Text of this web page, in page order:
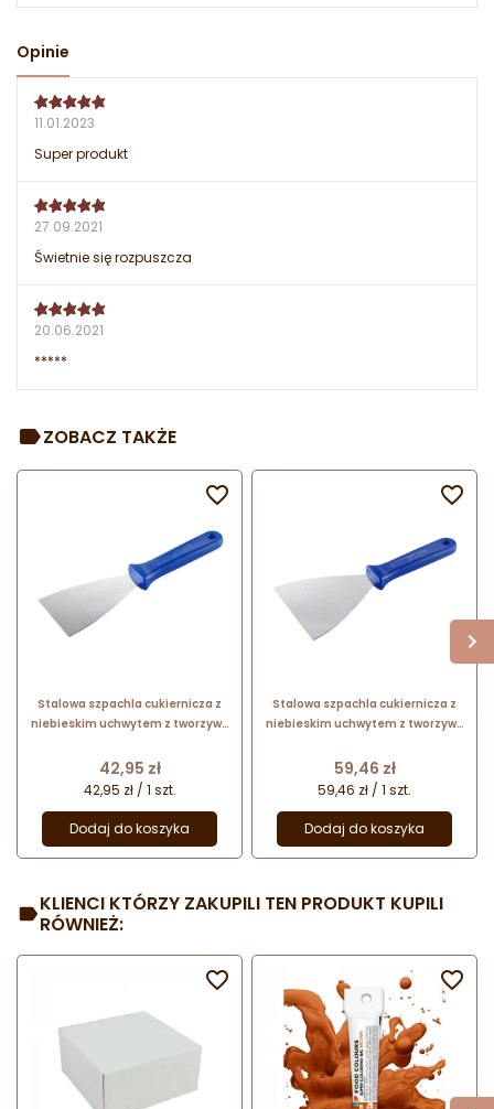
Opinie
11.01.2023
Super produkt
27.09.2021
Świetnie się rozpuszcza
20.06.2021
*****
ZOBACZ TAKŻE
Stalowa szpachla cukiernicza z
niebieskim uchwytem z tworzywa
68675 Thermohauser
Cena
42,95 zł
42,95 zł / 1 szt.
Dodaj do koszyka

Stalowa szpachla cukiernicza z
niebieskim uchwytem z tworzywa
68695 Thermohauser
Cena
59,46 zł
59,46 zł / 1 szt.
Dodaj do koszyka

KLIENCI KTÓRZY ZAKUPILI TEN PRODUKT KUPILI
RÓWNIEŻ:
 